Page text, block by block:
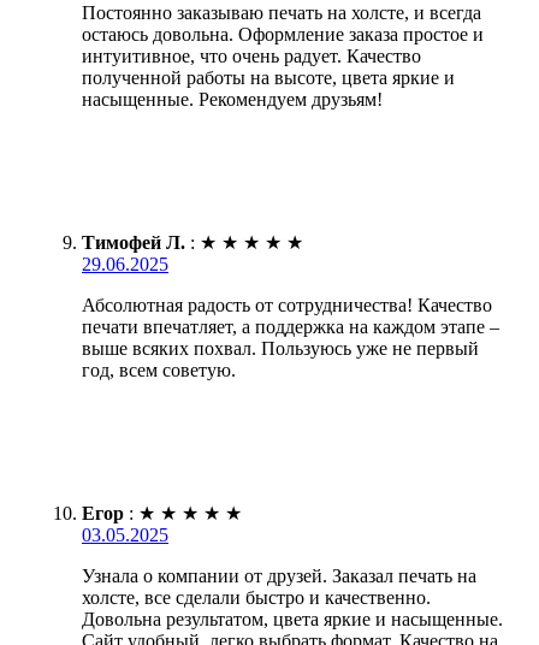
Постоянно заказываю печать на холсте, и всегда
остаюсь довольна. Оформление заказа простое и
интуитивное, что очень радует. Качество
полученной работы на высоте, цвета яркие и
насыщенные. Рекомендуем друзьям!
Тимофей Л. : ★ ★ ★ ★ ★
29.06.2025
Абсолютная радость от сотрудничества! Качество
печати впечатляет, а поддержка на каждом этапе –
выше всяких похвал. Пользуюсь уже не первый
год, всем советую.
Егор : ★ ★ ★ ★ ★
03.05.2025
Узнала о компании от друзей. Заказал печать на
холсте, все сделали быстро и качественно.
Довольна результатом, цвета яркие и насыщенные.
Сайт удобный, легко выбрать формат. Качество на